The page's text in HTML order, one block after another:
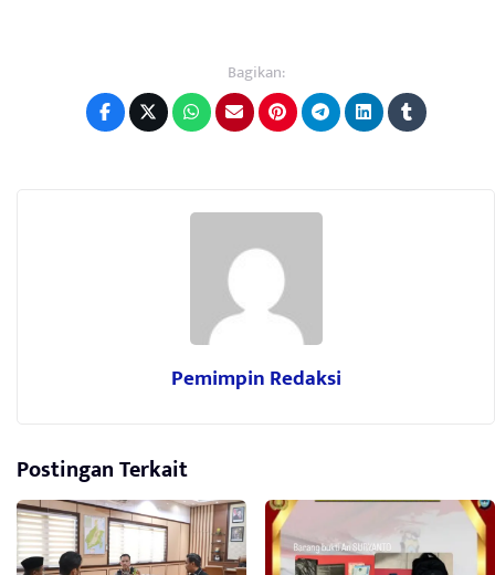
Bagikan:
Pemimpin Redaksi
Postingan Terkait